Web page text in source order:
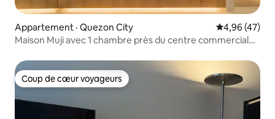
Appartement · Quezon City Note
4,96 (47)
Maison Muji avec 1 chambre près du centre commercial
Coup de cœur voyageurs
Coup de cœur voyageurs